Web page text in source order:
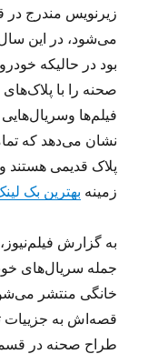
می‌شود، در این
بود در حالیکه
صحنه را با
نشان می‌دهد که
پلاک قدیمی هستند
زمینه بهترین بک
به گزارش
جمله سریال‌های
خانگی منتشر
قصه‌اش به جزییات
طراح صحنه در